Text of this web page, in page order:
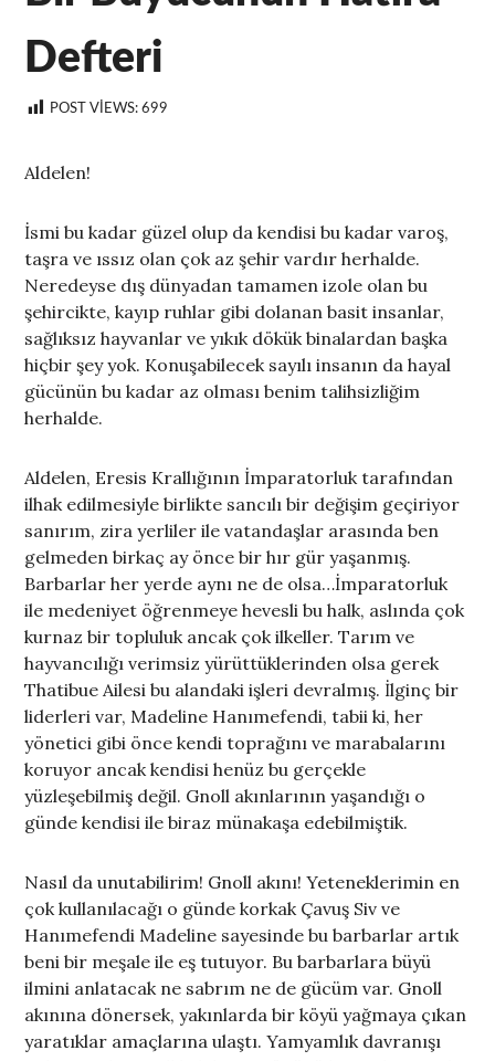
Defteri
POST VIEWS: 699
Aldelen!
İsmi bu kadar güzel olup da kendisi bu kadar varoş,
taşra ve ıssız olan çok az şehir vardır herhalde.
Neredeyse dış dünyadan tamamen izole olan bu
şehircikte, kayıp ruhlar gibi dolanan basit insanlar,
sağlıksız hayvanlar ve yıkık dökük binalardan başka
hiçbir şey yok. Konuşabilecek sayılı insanın da hayal
gücünün bu kadar az olması benim talihsizliğim
herhalde.
Aldelen, Eresis Krallığının İmparatorluk tarafından
ilhak edilmesiyle birlikte sancılı bir değişim geçiriyor
sanırım, zira yerliler ile vatandaşlar arasında ben
gelmeden birkaç ay önce bir hır gür yaşanmış.
Barbarlar her yerde aynı ne de olsa…İmparatorluk
ile medeniyet öğrenmeye hevesli bu halk, aslında çok
kurnaz bir topluluk ancak çok ilkeller. Tarım ve
hayvancılığı verimsiz yürüttüklerinden olsa gerek
Thatibue Ailesi bu alandaki işleri devralmış. İlginç bir
liderleri var, Madeline Hanımefendi, tabii ki, her
yönetici gibi önce kendi toprağını ve marabalarını
koruyor ancak kendisi henüz bu gerçekle
yüzleşebilmiş değil. Gnoll akınlarının yaşandığı o
günde kendisi ile biraz münakaşa edebilmiştik.
Nasıl da unutabilirim! Gnoll akını! Yeteneklerimin en
çok kullanılacağı o günde korkak Çavuş Siv ve
Hanımefendi Madeline sayesinde bu barbarlar artık
beni bir meşale ile eş tutuyor. Bu barbarlara büyü
ilmini anlatacak ne sabrım ne de gücüm var. Gnoll
akınına dönersek, yakınlarda bir köyü yağmaya çıkan
yaratıklar amaçlarına ulaştı. Yamyamlık davranışı